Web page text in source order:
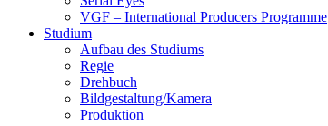
VGF – Inter­na­tio­nal Pro­du­cers Pro­gram­me
Stu­di­um
Auf­bau des Stu­di­ums
Regie
Dreh­buch
Bildgestaltung/​​Kamera
Pro­duk­ti­on